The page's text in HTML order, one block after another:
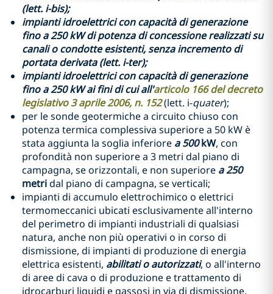
(lett. i-bis);
impianti idroelettrici con capacità di generazione
fino a 250 kW di potenza di concessione realizzati su
canali o condotte esistenti, senza incremento di
portata derivata (lett. i-ter);
impianti idroelettrici con capacità di generazione
fino a 250 kW ai fini di cui all'articolo 166 del decreto
legislativo 3 aprile 2006, n. 152(lett. i-quater);
per le sonde geotermiche a circuito chiuso con
potenza termica complessiva superiore a 50 kW è
stata aggiunta la soglia inferiore a 500kW, con
profondità non superiore a 3 metri dal piano di
campagna, se orizzontali, e non superiore a 250
metridal piano di campagna, se verticali;
impianti di accumulo elettrochimico o elettrici
termomeccanici ubicati esclusivamente all'interno
del perimetro di impianti industriali di qualsiasi
natura, anche non più operativi o in corso di
dismissione, di impianti di produzione di energia
elettrica esistenti, abilitati o autorizzati, o all'interno
di aree di cava o di produzione e trattamento di
idrocarburi liquidi e gassosi in via di dismissione,